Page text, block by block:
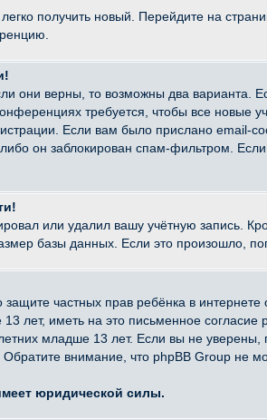
получить новый. Перейдите на
они верны, то возможны два варианта.
требуется, чтобы все
Если вам было прислано
он заблокирован спам-фильтром.
или удалил вашу учётную запись.
базы данных. Если это произошло,
частных прав ребёнка в
иметь на это письменное согласие
младше 13 лет. Если вы не
внимание, что phpBB Group не
юридической силы.